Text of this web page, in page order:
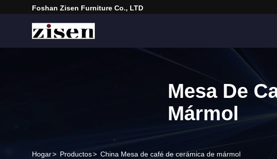
Foshan Zisen Furniture Co., LTD
Mesa De
Mármol
Hogar> Productos> China Mesa de café de cerámica de mármol